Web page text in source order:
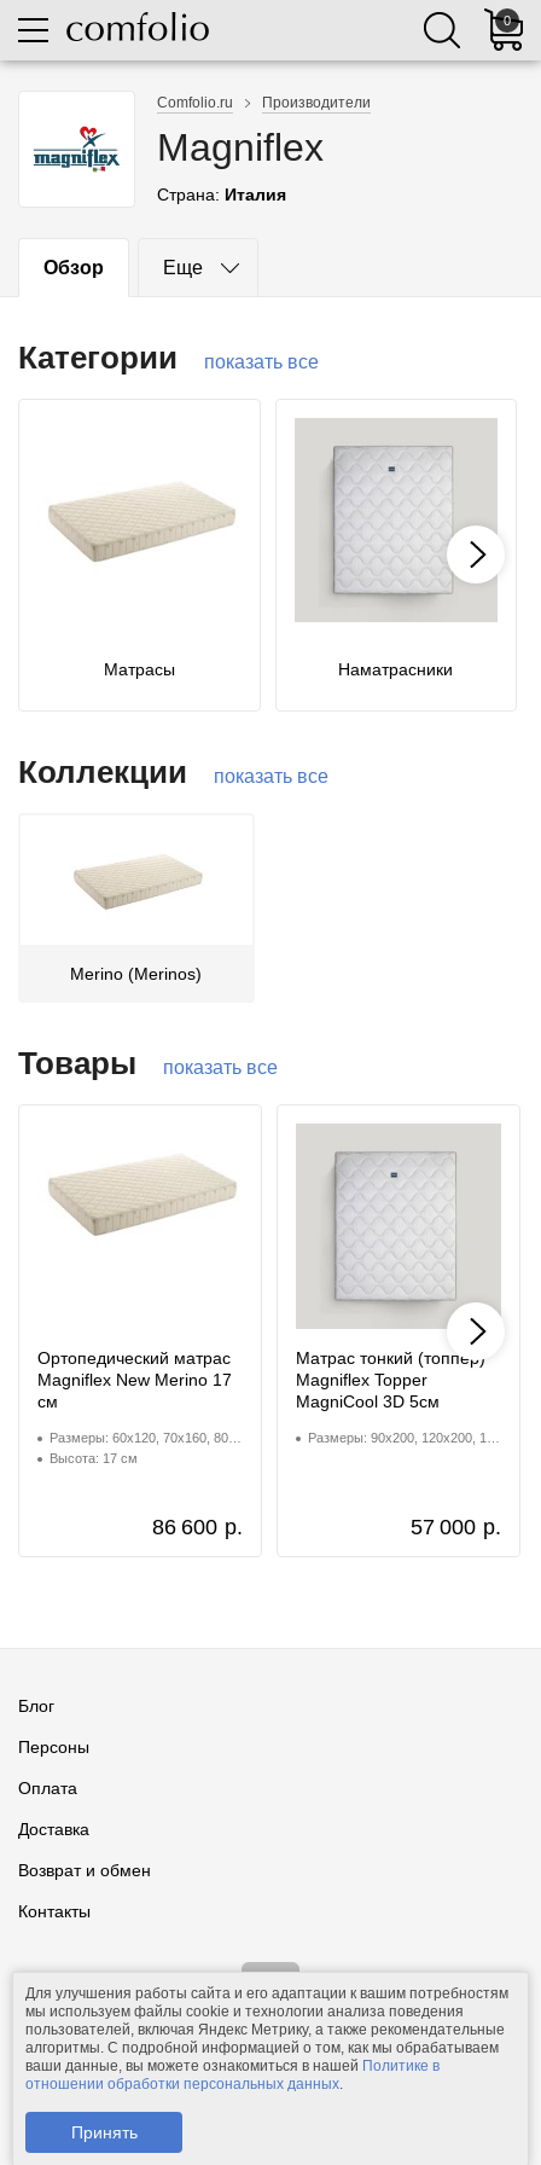
0
Comfolio.ru Производители
Magniflex
Страна: Италия
Обзор Еще
Категории показать все
Матрасы Наматрасники
Коллекции показать все
Merino (Merinos)
Товары показать все
Ортопедический матрас
Magniflex New Merino 17
см
Размеры: 60x120, 70x160, 80x160, 80x180, 80x190, 80x195, 80x200, 90x180, 90x190, 90x195, 90x200, 95x190, 95x195, 100x190, 100x200, 110x190, 110x200, 120x190, 120x195, 120x200, 130x190, 130x200, 135x190, 140x190, 140x200, 150x200, 160x190, 160x195, 160x200, 160x205, 160x210, 165x195, 170x200, 180x190, 180x200, 180x210, 190x200, 200x200
Высота: 17 см
86 600 р.
Матрас тонкий (топпер)
Magniflex Topper
MagniCool 3D 5см
Размеры: 90x200, 120x200, 140x200, 160x200, 180x200, 200x200
57 000 р.
Блог
Персоны
Оплата
Доставка
Возврат и обмен
Контакты
© 2011-2026.Comfolio.ru— интернет-магазин текстиля и товаров
для дома.
Для улучшения работы сайта и его адаптации к вашим потребностям
мы используем файлы cookie и технологии анализа поведения
пользователей, включая Яндекс Метрику, а также рекомендательные
алгоритмы. С подробной информацией о том, как мы обрабатываем
ваши данные, вы можете ознакомиться в нашей Политике в
отношении обработки персональных данных.
Принять